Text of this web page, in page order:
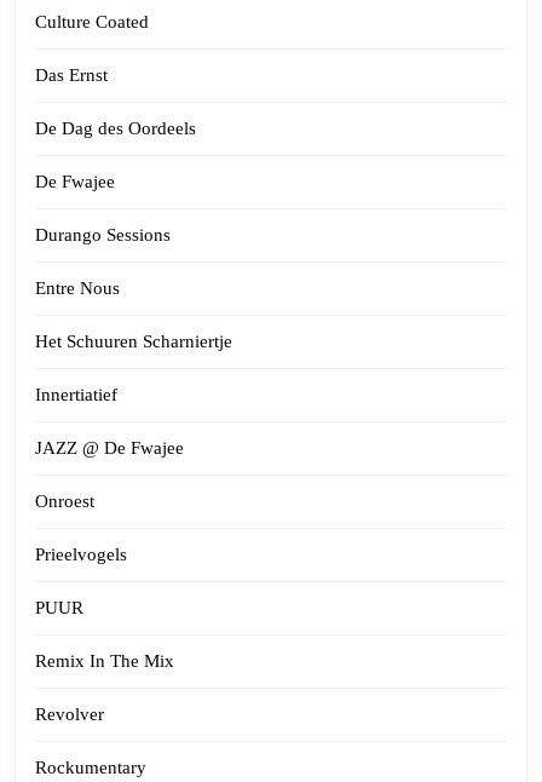
Culture Coated
Das Ernst
De Dag des Oordeels
De Fwajee
Durango Sessions
Entre Nous
Het Schuuren Scharniertje
Innertiatief
JAZZ @ De Fwajee
Onroest
Prieelvogels
PUUR
Remix In The Mix
Revolver
Rockumentary